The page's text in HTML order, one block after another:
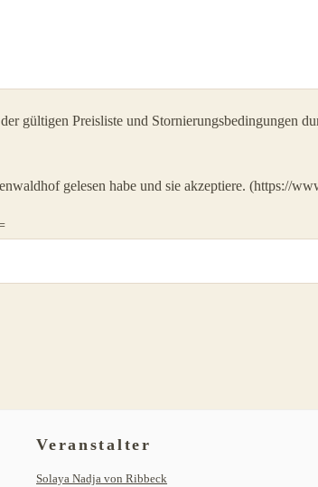
gültigen Preisliste und Stornierungsbedingungen
gelesen habe und sie akzeptiere. (https://
Veranstalter
Solaya Nadja von Ribbeck